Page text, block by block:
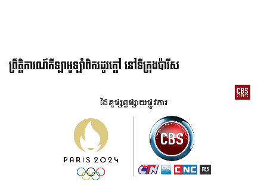
ព្រឹត្តិការណ៍កីឡាអូឡាំពិករដូវក្ដៅ នៅទីក្រុងប៉ារីស